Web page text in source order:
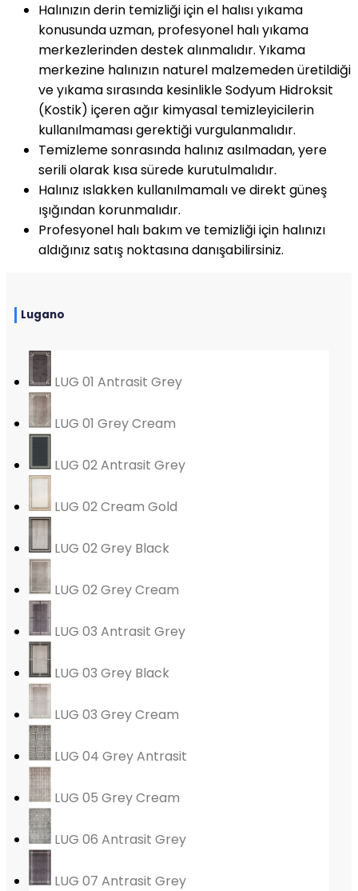
Halınızın derin temizliği için el halısı yıkama
konusunda uzman, profesyonel halı yıkama
merkezlerinden destek alınmalıdır. Yıkama
merkezine halınızın naturel malzemeden üretildiği
ve yıkama sırasında kesinlikle Sodyum Hidroksit
(Kostik) içeren ağır kimyasal temizleyicilerin
kullanılmaması gerektiği vurgulanmalıdır.
Temizleme sonrasında halınız asılmadan, yere
serili olarak kısa sürede kurutulmalıdır.
Halınız ıslakken kullanılmamalı ve direkt güneş
ışığından korunmalıdır.
Profesyonel halı bakım ve temizliği için halınızı
aldığınız satış noktasına danışabilirsiniz.
Lugano
LUG 01 Antrasit Grey
LUG 01 Grey Cream
LUG 02 Antrasit Grey
LUG 02 Cream Gold
LUG 02 Grey Black
LUG 02 Grey Cream
LUG 03 Antrasit Grey
LUG 03 Grey Black
LUG 03 Grey Cream
LUG 04 Grey Antrasit
LUG 05 Grey Cream
LUG 06 Antrasit Grey
LUG 07 Antrasit Grey